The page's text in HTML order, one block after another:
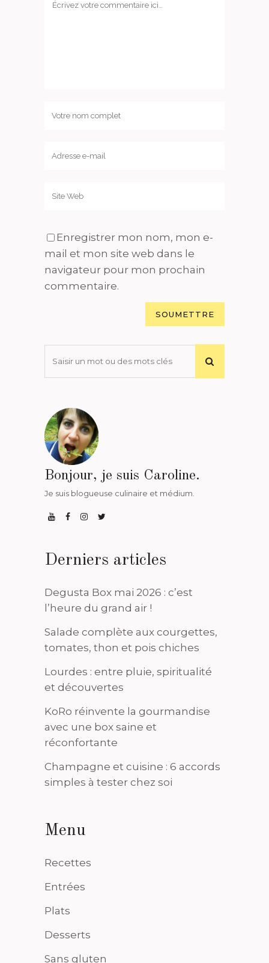
Enregistrer mon nom, mon e-
mail et mon site web dans le
navigateur pour mon prochain
commentaire.
Bonjour, je suis Caroline.
Je suis blogueuse culinaire et médium.
Derniers articles
Degusta Box mai 2026 : c’est
l’heure du grand air !
Salade complète aux courgettes,
tomates, thon et pois chiches
Lourdes : entre pluie, spiritualité
et découvertes
KoRo réinvente la gourmandise
avec une box saine et
réconfortante
Champagne et cuisine : 6 accords
simples à tester chez soi
Menu
Recettes
Entrées
Plats
Desserts
Sans gluten